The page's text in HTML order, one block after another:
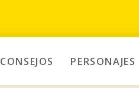
CONSEJOS PERSONAJES